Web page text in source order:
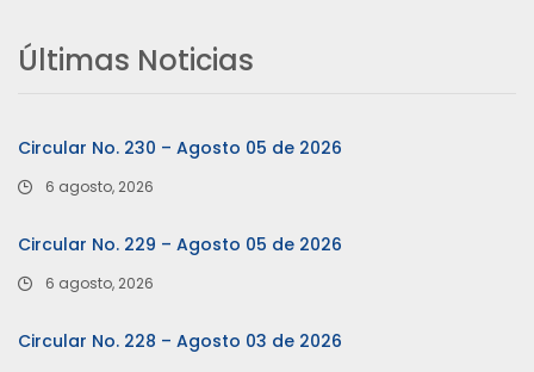
Últimas Noticias
Circular No. 230 – Agosto 05 de 2026
6 agosto, 2026
Circular No. 229 – Agosto 05 de 2026
6 agosto, 2026
Circular No. 228 – Agosto 03 de 2026